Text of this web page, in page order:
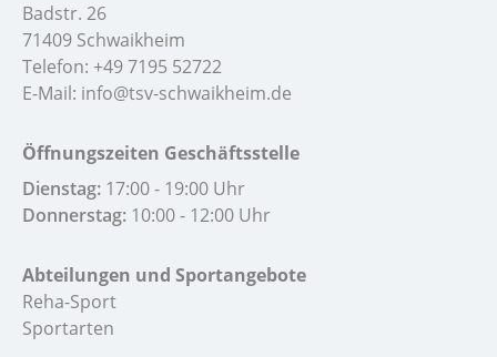
Badstr. 26
71409 Schwaikheim
Telefon: +49 7195 52722
E-Mail: info@tsv-schwaikheim.de
Öffnungszeiten Geschäftsstelle
Dienstag: 17:00 - 19:00 Uhr
Donnerstag: 10:00 - 12:00 Uhr
Abteilungen und Sportangebote
Reha-Sport
Sportarten